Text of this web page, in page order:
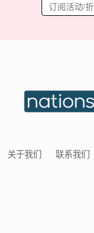
关于我们 联系我们